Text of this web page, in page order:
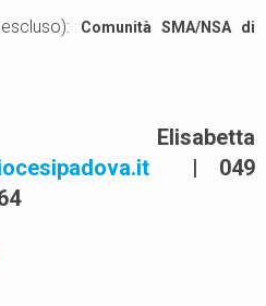
Comunità SMA/NSA di
| 049